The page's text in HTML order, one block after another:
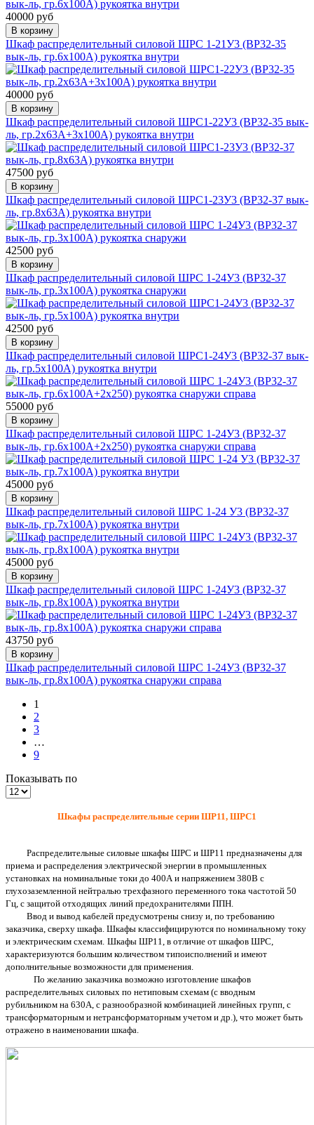
40000 руб
В корзину
Шкаф распределительный силовой ШРС 1-21У3 (ВР32-35
вык-ль, гр.6х100А) рукоятка внутри
40000 руб
В корзину
Шкаф распределительный силовой ШРС1-22У3 (ВР32-35 вык-
ль, гр.2х63А+3х100А) рукоятка внутри
47500 руб
В корзину
Шкаф распределительный силовой ШРС1-23У3 (ВР32-37 вык-
ль, гр.8х63А) рукоятка внутри
42500 руб
В корзину
Шкаф распределительный силовой ШРС 1-24У3 (ВР32-37
вык-ль, гр.3х100А) рукоятка снаружи
42500 руб
В корзину
Шкаф распределительный силовой ШРС1-24У3 (ВР32-37 вык-
ль, гр.5х100А) рукоятка внутри
55000 руб
В корзину
Шкаф распределительный силовой ШРС 1-24У3 (ВР32-37
вык-ль, гр.6х100А+2х250) рукоятка снаружи справа
45000 руб
В корзину
Шкаф распределительный силовой ШРС 1-24 У3 (ВР32-37
вык-ль, гр.7х100А) рукоятка внутри
45000 руб
В корзину
Шкаф распределительный силовой ШРС 1-24У3 (ВР32-37
вык-ль, гр.8х100А) рукоятка внутри
43750 руб
В корзину
Шкаф распределительный силовой ШРС 1-24У3 (ВР32-37
вык-ль, гр.8х100А) рукоятка снаружи справа
1
2
3
…
9
Показывать по
Шкафы распределительные серии ШР11, ШРС1
Распределительные силовые шкафы ШРС и ШР11 предназначены для
приема и распределения электрической энергии в промышленных
установках на номинальные токи до 400А и напряжением 380В с
глухозаземленной нейтралью трехфазного переменного тока частотой 50
Гц, с защитой отходящих линий предохранителями ППН.
Ввод и вывод кабелей предусмотрены снизу и, по требованию
заказчика, сверху шкафа. Шкафы классифицируются по номинальному току
и электрическим схемам. Шкафы ШР11, в отличие от шкафов ШРС,
характеризуются большим количеством типоисполнений и имеют
дополнительные возможности для применения.
По желанию заказчика возможно изготовление шкафов
распределительных силовых по нетиповым схемам (с вводным
рубильником на 630А, с разнообразной комбинацией линейных групп, с
трансформаторным и нетрансформаторным учетом и др.), что может быть
отражено в наименовании шкафа.